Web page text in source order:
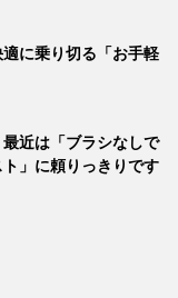
に乗り切る「お手軽
近は「ブラシなしで
」に頼りっきりです